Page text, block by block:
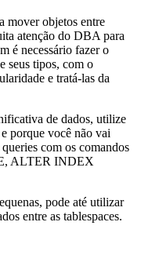
mover objetos entre
atenção do DBA para
é necessário fazer o
seus tipos, com o
e tratá-las da
de dados, utilize
porque você não vai
com os comandos
ALTER INDEX
pode até utilizar
entre as tablespaces.